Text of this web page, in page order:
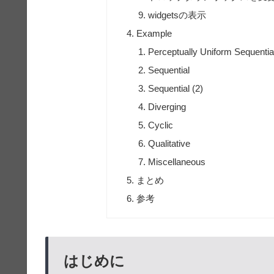
widgetsの表示
Example
Perceptually Uniform
Sequential
Sequential (2)
Diverging
Cyclic
Qualitative
Miscellaneous
まとめ
参考
はじめに